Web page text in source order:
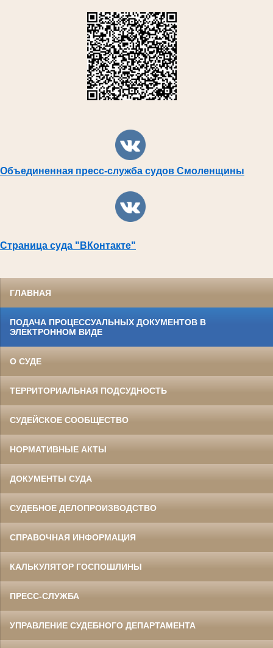
Объединенная пресс-служба судов Смоленщины
Страница суда "ВКонтакте"
ГЛАВНАЯ
ПОДАЧА ПРОЦЕССУАЛЬНЫХ ДОКУМЕНТОВ В
ЭЛЕКТРОННОМ ВИДЕ
О СУДЕ
ТЕРРИТОРИАЛЬНАЯ ПОДСУДНОСТЬ
СУДЕЙСКОЕ СООБЩЕСТВО
НОРМАТИВНЫЕ АКТЫ
ДОКУМЕНТЫ СУДА
СУДЕБНОЕ ДЕЛОПРОИЗВОДСТВО
СПРАВОЧНАЯ ИНФОРМАЦИЯ
КАЛЬКУЛЯТОР ГОСПОШЛИНЫ
ПРЕСС-СЛУЖБА
УПРАВЛЕНИЕ СУДЕБНОГО ДЕПАРТАМЕНТА